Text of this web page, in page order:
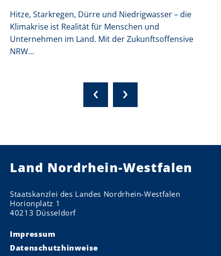
Hitze, Starkregen, Dürre und Niedrigwasser – die
Klimakrise ist Realität für Menschen und
Unternehmen im Land. Mit der Zukunftsoffensive
NRW...
Land Nordrhein-Westfalen
Staatskanzlei des Landes Nordrhein-Westfalen
Horionplatz 1
40213 Düsseldorf
Impressum
Datenschutzhinweise